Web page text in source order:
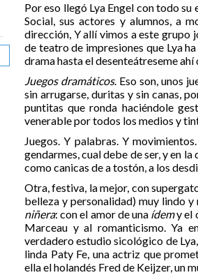
Por eso llegó Lya Engel con todo
Social, sus actores y alumnos, a
dirección, Y allí vimos a este grupo
de teatro de impresiones que Lya
drama hasta el desenteátreseme ahí
Juegos dramáticos. Eso son, unos
sin arrugarse, duritas y sin canas,
puntitas que ronda haciéndole
venerable por todos los medios y
Juegos. Y palabras. Y
gendarmes, cual debe de ser, y en
como canicas de a tostón, a los
Otra, festiva, la mejor, con
belleza y personalidad) muy lindo
niñera: con el amor de una ídemy el
Marceau y al romanticismo. Ya
verdadero estudio sicológico de
linda Paty Fe, una actriz que
ella el holandés Fred de Keijzer, un